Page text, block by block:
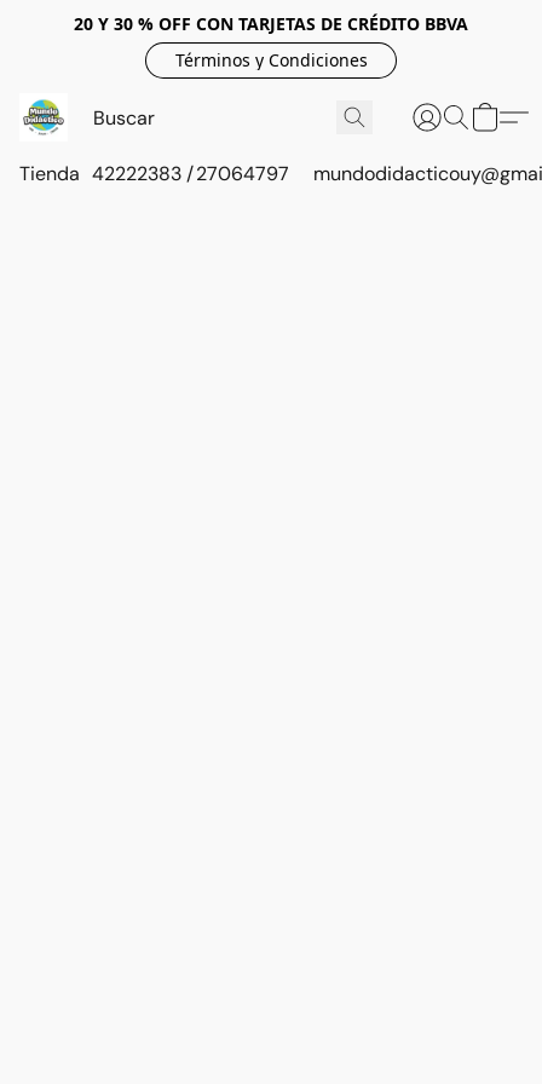
20 Y 30 % OFF CON TARJETAS DE CRÉDITO BBVA
Términos y Condiciones
Tienda 42222383 / 27064797